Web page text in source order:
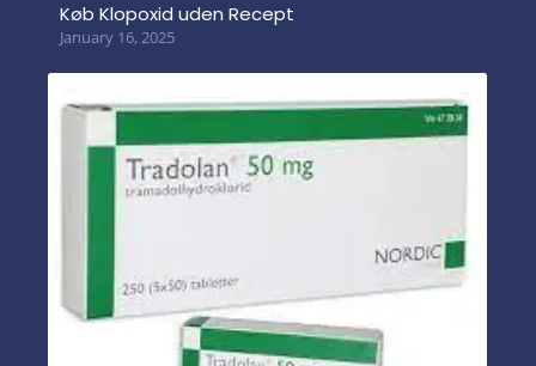
Køb Klopoxid uden Recept
January 16, 2025